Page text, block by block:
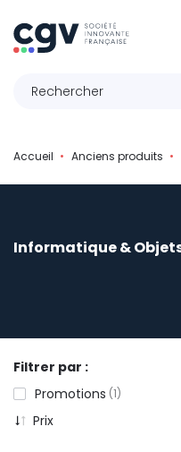
Accueil Anciens produits
Informatique &
Filtrer par :
Promotions 1
Prix